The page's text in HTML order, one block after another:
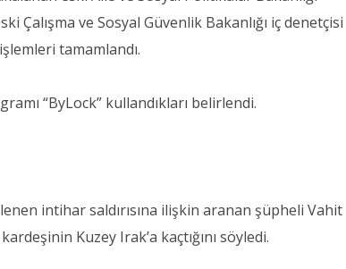
Çalışma ve Sosyal Güvenlik Bakanlığı iç denetçisi
tamamlandı.
“ByLock” kullandıkları belirlendi.
intihar saldırısına ilişkin aranan şüpheli Vahit
Kuzey Irak’a kaçtığını söyledi.